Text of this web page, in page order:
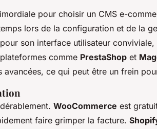
pour choisir un CMS e-
lors de la configuration et de la
son interface utilisateur
comme PrestaShop et
avancées, ce qui peut être un frein
WooCommerce est
faire grimper la facture.